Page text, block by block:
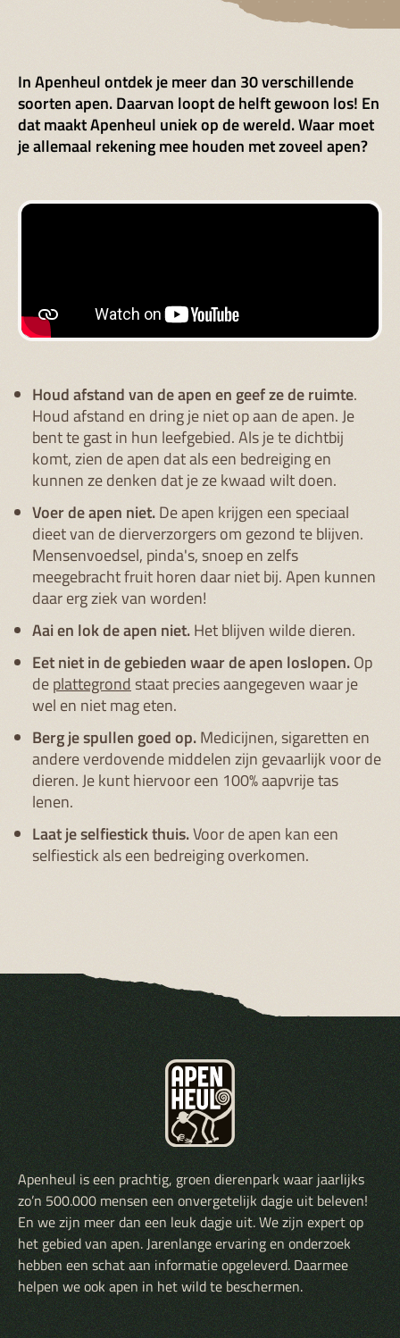
In Apenheul ontdek je meer dan 30 verschillende
soorten apen. Daarvan loopt de helft gewoon los! En
dat maakt Apenheul uniek op de wereld. Waar moet
je allemaal rekening mee houden met zoveel apen?
Houd afstand van de apen en geef ze de ruimte.
Houd afstand en dring je niet op aan de apen. Je
bent te gast in hun leefgebied. Als je te dichtbij
komt, zien de apen dat als een bedreiging en
kunnen ze denken dat je ze kwaad wilt doen.
Voer de apen niet.De apen krijgen een speciaal
dieet van de dierverzorgers om gezond te blijven.
Mensenvoedsel, pinda's, snoep en zelfs
meegebracht fruit horen daar niet bij. Apen kunnen
daar erg ziek van worden!
Aai en lok de apen niet.Het blijven wilde dieren.
Eet niet in de gebieden waar de apen loslopen.Op
deplattegrondstaat precies aangegeven waar je
wel en niet mag eten.
Berg je spullen goed op.Medicijnen, sigaretten en
andere verdovende middelen zijn gevaarlijk voor de
dieren. Je kunt hiervoor een 100% aapvrije tas
lenen.
Laat je selfiestick thuis.Voor de apen kan een
selfiestick als een bedreiging overkomen.
Apenheul is een prachtig, groen dierenpark waar jaarlijks
zo’n 500.000 mensen een onvergetelijk dagje uit beleven!
En we zijn meer dan een leuk dagje uit. We zijn expert op
het gebied van apen. Jarenlange ervaring en onderzoek
hebben een schat aan informatie opgeleverd. Daarmee
helpen we ook apen in het wild te beschermen.